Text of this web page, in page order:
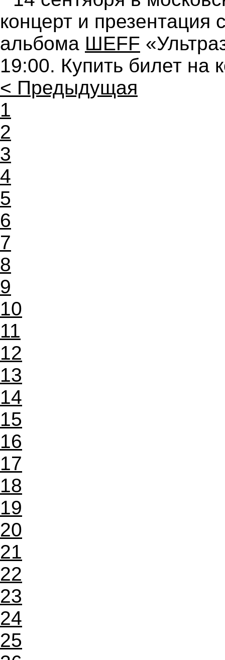
концерт и презентация
альбома ШЕFF
19:00. Купить билет на
< Предыдущая
1
2
3
4
5
6
7
8
9
10
11
12
13
14
15
16
17
18
19
20
21
22
23
24
25